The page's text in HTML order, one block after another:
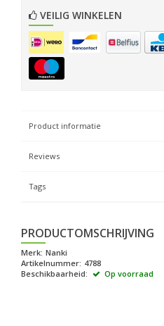
VEILIG WINKELEN
Product informatie
Reviews
Tags
PRODUCTOMSCHRIJVING
Merk: Nanki
Artikelnummer: 4788
Beschikbaarheid:
Op voorraad